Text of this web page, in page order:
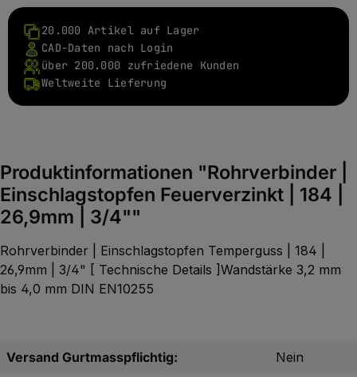
20.000 Artikel auf Lager
CAD-Daten nach Login
über 200.000 zufriedene Kunden
Weltweite Lieferung
Produktinformationen "Rohrverbinder |
Einschlagstopfen Feuerverzinkt | 184 |
26,9mm | 3/4""
Rohrverbinder | Einschlagstopfen Temperguss | 184 |
26,9mm | 3/4" [ Technische Details ]Wandstärke 3,2 mm
bis 4,0 mm DIN EN10255
Versand Gurtmasspflichtig: Nein